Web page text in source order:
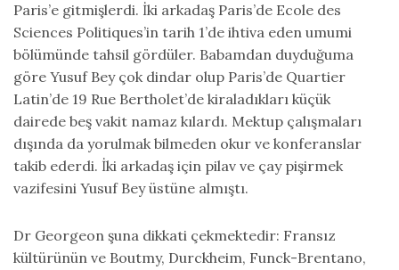
Paris’e gitmişlerdi. İki arkadaş Paris’de Ecole des
Sciences Politiques’in tarih 1’de ihtiva eden umumi
bölümünde tahsil gördüler. Babamdan duyduğuma
göre Yusuf Bey çok dindar olup Paris’de Quartier
Latin’de 19 Rue Bertholet’de kiraladıkları küçük
dairede beş vakit namaz kılardı. Mektup çalışmaları
dışında da yorulmak bilmeden okur ve konferanslar
takib ederdi. İki arkadaş için pilav ve çay pişirmek
vazifesini Yusuf Bey üstüne almıştı.
Dr Georgeon şuna dikkati çekmektedir: Fransız
kültürünün ve Boutmy, Durckheim, Funck-Brentano,